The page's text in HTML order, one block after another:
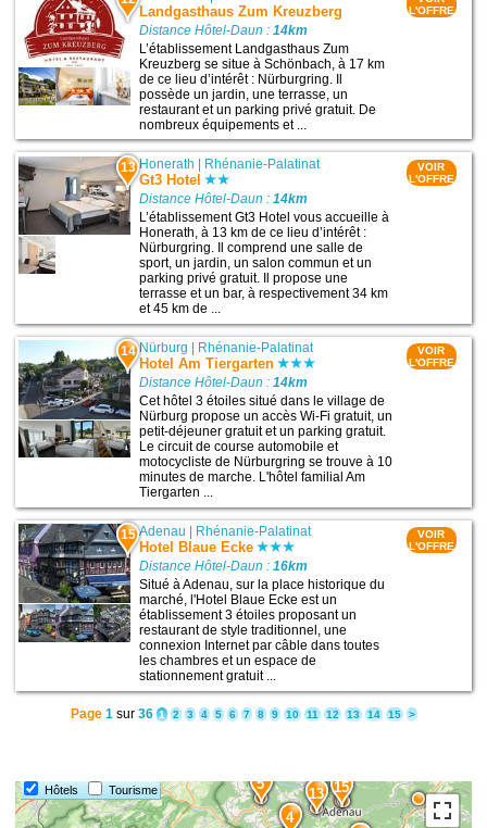
Landgasthaus Zum Kreuzberg
Distance Hôtel-Daun :14km
L’établissement Landgasthaus Zum
Kreuzberg se situe à Schönbach, à 17 km
de ce lieu d’intérêt : Nürburgring. Il
possède un jardin, une terrasse, un
restaurant et un parking privé gratuit. De
nombreux équipements et ...
L'OFFRE
13 Honerath Rhénanie-Palatinat
Gt3 Hotel
Distance Hôtel-Daun :14km
L’établissement Gt3 Hotel vous accueille à
Honerath, à 13 km de ce lieu d’intérêt :
Nürburgring. Il comprend une salle de
sport, un jardin, un salon commun et un
parking privé gratuit. Il propose une
terrasse et un bar, à respectivement 34 km
et 45 km de ...
VOIR
L'OFFRE
14 Nürburg Rhénanie-Palatinat
Hotel Am Tiergarten
Distance Hôtel-Daun :14km
Cet hôtel 3 étoiles situé dans le village de
Nürburg propose un accès Wi-Fi gratuit, un
petit-déjeuner gratuit et un parking gratuit.
Le circuit de course automobile et
motocycliste de Nürburgring se trouve à 10
minutes de marche. L'hôtel familial Am
Tiergarten ...
VOIR
L'OFFRE
15 Adenau Rhénanie-Palatinat
Hotel Blaue Ecke
Distance Hôtel-Daun :16km
Situé à Adenau, sur la place historique du
marché, l'Hotel Blaue Ecke est un
établissement 3 étoiles proposant un
restaurant de style traditionnel, une
connexion Internet par câble dans toutes
les chambres et un espace de
stationnement gratuit ...
VOIR
L'OFFRE
Page 1sur 36 1 2 3 4 5 6 7 8 9 10 11 12 13 14 15 >
Hôtels Tourisme 15
13
5
4